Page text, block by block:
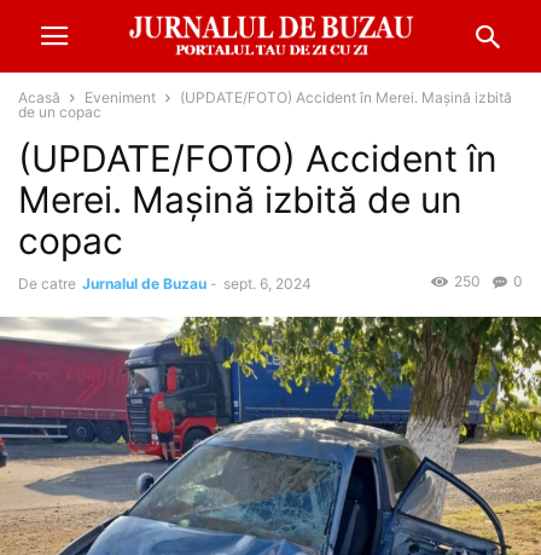
Acasă Eveniment
(UPDATE/FOTO) Accident în Merei. Mașină izbită
de un copac
(UPDATE/FOTO) Accident în
Merei. Mașină izbită de un
copac
De catre Jurnalul de Buzau - sept. 6, 2024 0
250